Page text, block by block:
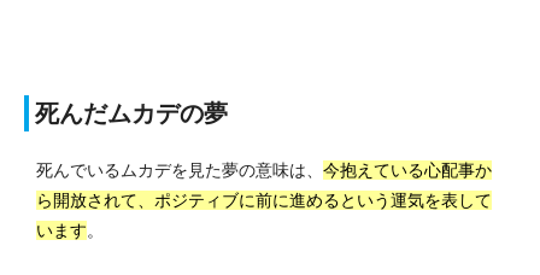
死んだムカデの夢
死んでいるムカデを見た夢の意味は、 今抱えている心配事か
ら開放されて、ポジティブに前に進めるという運気を表して
います。